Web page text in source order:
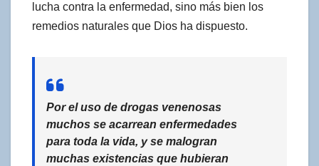
lucha contra la enfermedad, sino más bien los
remedios naturales que Dios ha dispuesto.
Por el uso de drogas venenosas
muchos se acarrean enfermedades
para toda la vida, y se malogran
muchas existencias que hubieran